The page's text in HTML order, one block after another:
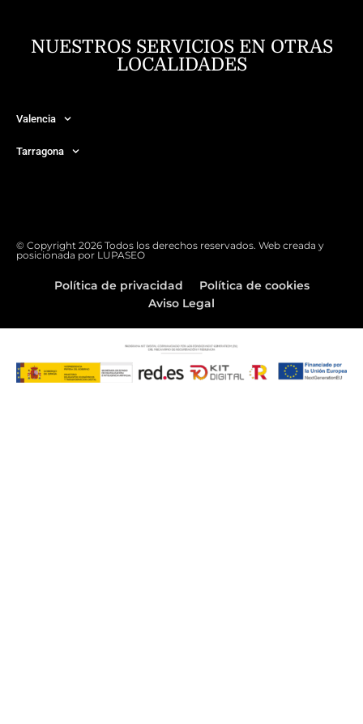
NUESTROS SERVICIOS EN OTRAS
LOCALIDADES
Valencia
Tarragona
© Copyright 2026 Todos los derechos reservados. Web creada y
posicionada por LUPASEO
Política de privacidad
Política de cookies
Aviso Legal